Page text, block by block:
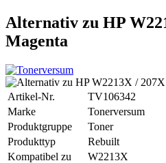
Alternativ zu HP
Magenta
Artikel-Nr.
TV106342
Marke
Tonerversum
Produktgruppe
Toner
Produkttyp
Rebuilt
Kompatibel zu
W2213X